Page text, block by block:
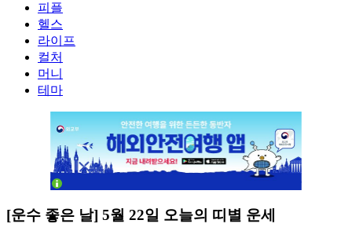
피플
헬스
라이프
컬처
머니
테마
[운수 좋은 날] 5월 22일 오늘의 띠별 운세